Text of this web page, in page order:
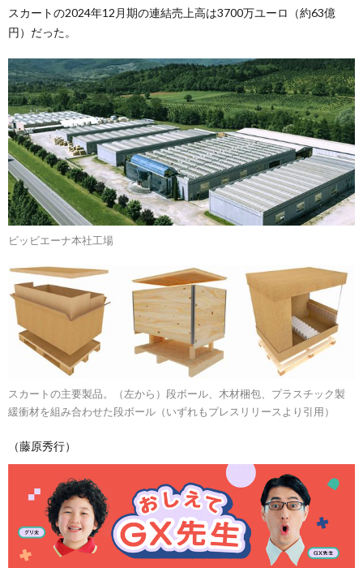
スカートの2024年12月期の連結売上高は3700万ユーロ（約63億
円）だった。
ビッビエーナ本社工場
スカートの主要製品。（左から）段ボール、木材梱包、プラスチック製
緩衝材を組み合わせた段ボール（いずれもプレスリリースより引用）
（藤原秀行）